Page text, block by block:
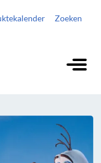
Zoeken